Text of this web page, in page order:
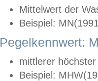
Mittelwert der
Beispiel:
Pegelkennwert:
mittlerer
Beispiel: